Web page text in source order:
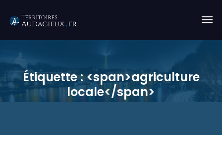
Étiquette : <span>agriculture
locale</span>